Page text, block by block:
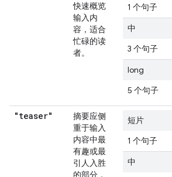
快速概览
输入内
容，适合
忙碌的读
者。
1 个句子
中
3 个句子
long
5 个句子
"teaser"
摘要应侧
重于输入
内容中最
有趣或最
引人入胜
的部分，
短片
1 个句子
中